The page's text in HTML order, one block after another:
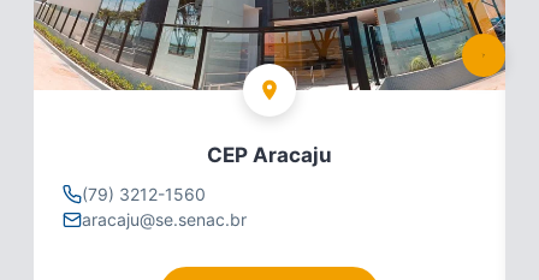
CEP Aracaju
(79) 3212-1560
aracaju@se.senac.br